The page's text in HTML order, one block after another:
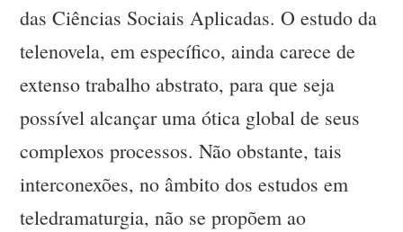
das Ciências Sociais Aplicadas. O estudo da
telenovela, em específico, ainda carece de
extenso trabalho abstrato, para que seja
possível alcançar uma ótica global de seus
complexos processos. Não obstante, tais
interconexões, no âmbito dos estudos em
teledramaturgia, não se propõem ao